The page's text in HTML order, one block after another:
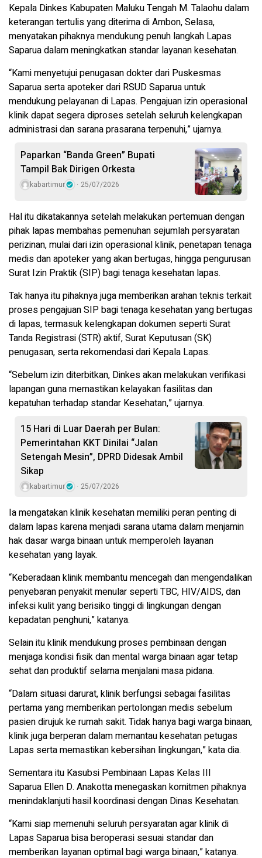
Kepala Dinkes Kabupaten Maluku Tengah M. Talaohu dalam
keterangan tertulis yang diterima di Ambon, Selasa,
menyatakan pihaknya mendukung penuh langkah Lapas
Saparua dalam meningkatkan standar layanan kesehatan.
“Kami menyetujui penugasan dokter dari Puskesmas
Saparua serta apoteker dari RSUD Saparua untuk
mendukung pelayanan di Lapas. Pengajuan izin operasional
klinik dapat segera diproses setelah seluruh kelengkapan
administrasi dan sarana prasarana terpenuhi,” ujarnya.
Paparkan “Banda Green” Bupati
Tampil Bak Dirigen Orkesta
kabartimur 25/07/2026
Hal itu dikatakannya setelah melakukan pertemuan dengan
pihak lapas membahas pemenuhan sejumlah persyaratan
perizinan, mulai dari izin operasional klinik, penetapan tenaga
medis dan apoteker yang akan bertugas, hingga pengurusan
Surat Izin Praktik (SIP) bagi tenaga kesehatan lapas.
Tak hanya itu pihaknya juga memberikan arahan teknis terkait
proses pengajuan SIP bagi tenaga kesehatan yang bertugas
di lapas, termasuk kelengkapan dokumen seperti Surat
Tanda Registrasi (STR) aktif, Surat Keputusan (SK)
penugasan, serta rekomendasi dari Kepala Lapas.
“Sebelum izin diterbitkan, Dinkes akan melakukan verifikasi
lapangan guna memastikan kelayakan fasilitas dan
kepatuhan terhadap standar Kesehatan,” ujarnya.
15 Hari di Luar Daerah per Bulan:
Pemerintahan KKT Dinilai “Jalan
Setengah Mesin”, DPRD Didesak Ambil
Sikap
kabartimur 25/07/2026
Ia mengatakan klinik kesehatan memiliki peran penting di
dalam lapas karena menjadi sarana utama dalam menjamin
hak dasar warga binaan untuk memperoleh layanan
kesehatan yang layak.
“Keberadaan klinik membantu mencegah dan mengendalikan
penyebaran penyakit menular seperti TBC, HIV/AIDS, dan
infeksi kulit yang berisiko tinggi di lingkungan dengan
kepadatan penghuni,” katanya.
Selain itu klinik mendukung proses pembinaan dengan
menjaga kondisi fisik dan mental warga binaan agar tetap
sehat dan produktif selama menjalani masa pidana.
“Dalam situasi darurat, klinik berfungsi sebagai fasilitas
pertama yang memberikan pertolongan medis sebelum
pasien dirujuk ke rumah sakit. Tidak hanya bagi warga binaan,
klinik juga berperan dalam memantau kesehatan petugas
Lapas serta memastikan kebersihan lingkungan,” kata dia.
Sementara itu Kasubsi Pembinaan Lapas Kelas III
Saparua Ellen D. Anakotta menegaskan komitmen pihaknya
menindaklanjuti hasil koordinasi dengan Dinas Kesehatan.
“Kami siap memenuhi seluruh persyaratan agar klinik di
Lapas Saparua bisa beroperasi sesuai standar dan
memberikan layanan optimal bagi warga binaan,” katanya.